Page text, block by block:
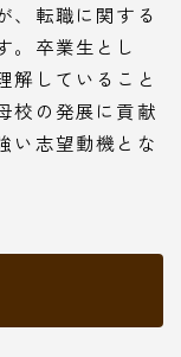
、転職に関する
。卒業生とし
解していること
校の発展に貢献
い志望動機とな